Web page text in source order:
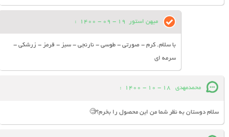
میهن استور 19 - 09 - 1400
:
با سلام. کرم - صورتی - طوسی - نارنجی - سبز - قرمز - زرشکی -
سرمه ای
محمدمهدی 18 - 10 - 1400
:
سلام دوستان به نظر شما من این محصول را بخرم؟🧐